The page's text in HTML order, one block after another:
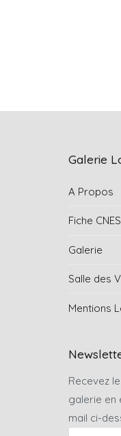
Galerie
A Propos
Fiche CNES
Galerie
Salle des
Mentions
Recevez
galerie en
mail ci-